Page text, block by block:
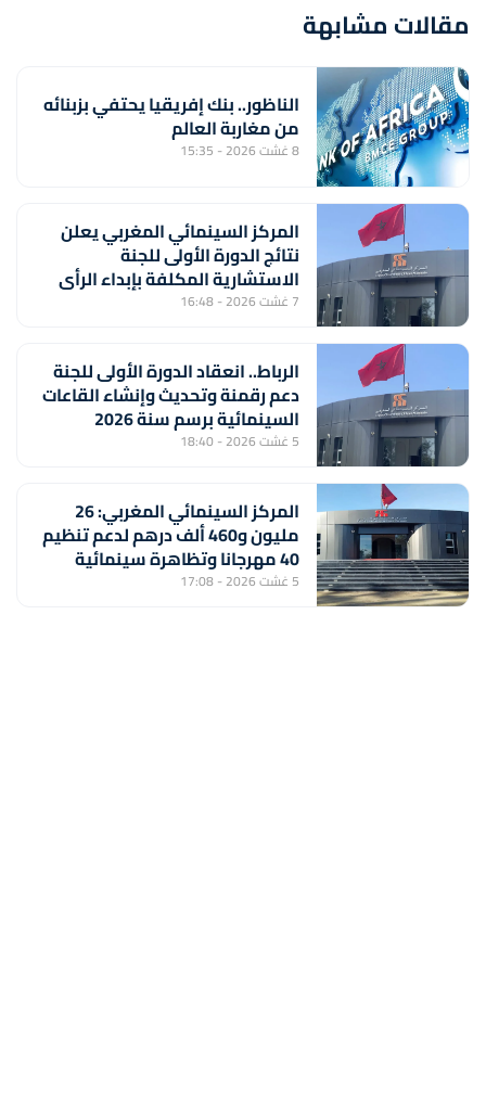
مقالات مشابهة
الناظور.. بنك إفريقيا يحتفي بزبنائه
من مغاربة العالم
8 غشت 2026 - 15:35
المركز السينمائي المغربي يعلن
نتائج الدورة الأولى للجنة
الاستشارية المكلفة بإبداء الرأي
بشأن تسليم بطاقة المهني
7 غشت 2026 - 16:48
الرباط.. انعقاد الدورة الأولى للجنة
دعم رقمنة وتحديث وإنشاء القاعات
السينمائية برسم سنة 2026
5 غشت 2026 - 18:40
المركز السينمائي المغربي: 26
مليون و460 ألف درهم لدعم تنظيم
40 مهرجانا وتظاهرة سينمائية
5 غشت 2026 - 17:08